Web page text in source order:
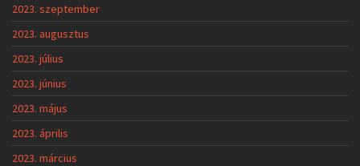
2023. szeptember
2023. augusztus
2023. július
2023. június
2023. május
2023. április
2023. március